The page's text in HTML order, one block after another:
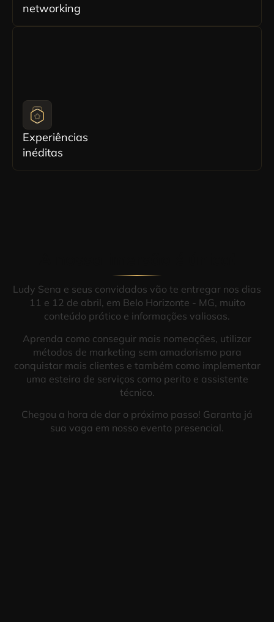
networking
Experiências
inéditas
Ludy Sena e seus convidados vão te entregar nos dias
11 e 12 de abril, em Belo Horizonte - MG, muito
conteúdo prático e informações valiosas.
Aprenda como conseguir mais nomeações, utilizar
métodos de marketing sem amadorismo para
conquistar mais clientes e também como implementar
uma esteira de serviços como perito e assistente
técnico.
Chegou a hora de dar o próximo passo! Garanta já
sua vaga em nosso evento presencial.